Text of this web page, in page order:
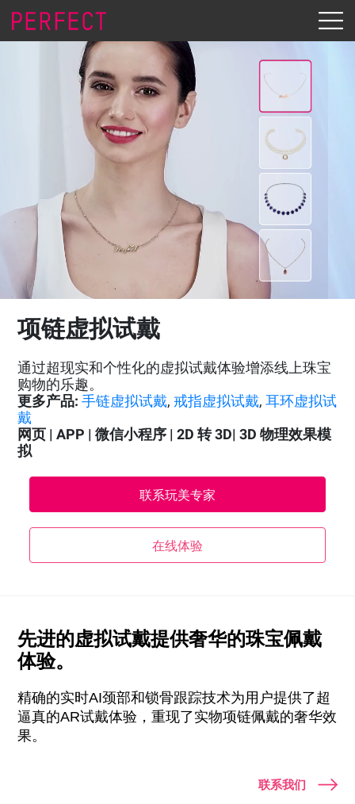
项链虚拟试戴
通过超现实和个性化的虚拟试戴体验增添线上珠宝
购物的乐趣。
更多产品:手链虚拟试戴,戒指虚拟试戴,耳环虚拟试
戴
网页 | APP | 微信小程序 | 2D 转 3D| 3D 物理效果模
拟
联系玩美专家
在线体验
先进的虚拟试戴提供奢华的珠宝佩戴
体验。
精确的实时AI颈部和锁骨跟踪技术为用户提供了超
逼真的AR试戴体验，重现了实物项链佩戴的奢华效
果。
联系我们